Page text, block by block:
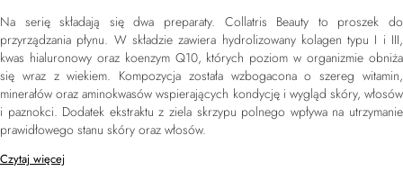
Na serię składają się dwa preparaty. Collatris Beauty to proszek do
przyrządzania płynu. W składzie zawiera hydrolizowany kolagen typu I i III,
kwas hialuronowy oraz koenzym Q10, których poziom w organizmie obniża
się wraz z wiekiem. Kompozycja została wzbogacona o szereg witamin,
minerałów oraz aminokwasów wspierających kondycję i wygląd skóry, włosów
i paznokci. Dodatek ekstraktu z ziela skrzypu polnego wpływa na utrzymanie
prawidłowego stanu skóry oraz włosów.
Czytaj więcej